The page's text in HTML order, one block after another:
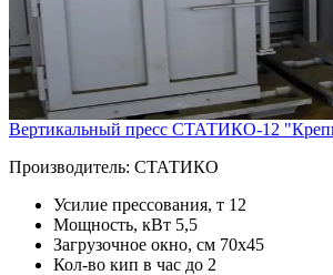
Вертикальный пресс СТАТИКО-12
Производитель: СТАТИКО
Усилие прессования, т 12
Мощность, кВт 5,5
Загрузочное окно, см 70х45
Кол-во кип в час до 2